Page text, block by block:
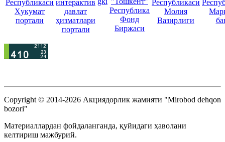
Copyright © 2014-2026 Акциядорлик жамияти "Mirobod dehqon
bozori"
Материаллардан фойдаланганда, қуйидаги ҳаволани
келтириш мажбурий.